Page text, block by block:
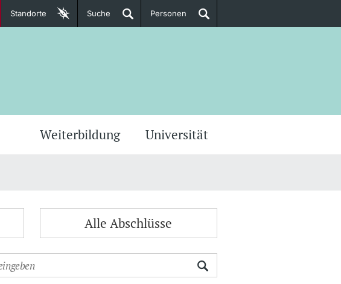
Standorte Suche Personen
Weiterbildung Universität
Alle Abschlüsse